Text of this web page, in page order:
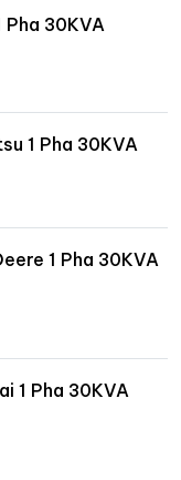
Pha 30KVA
1 Pha 30KVA
1 Pha 30KVA
1 Pha 30KVA